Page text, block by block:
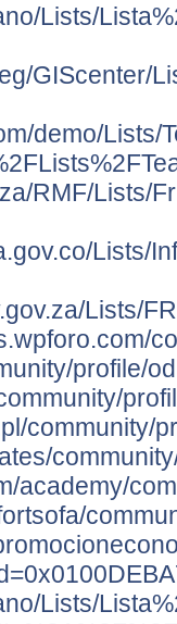
Lists/
GIScenter/
demo/Lists/
RMF/Lists/
Lists/
Lists/
profile/
community/
academy/
Lists/